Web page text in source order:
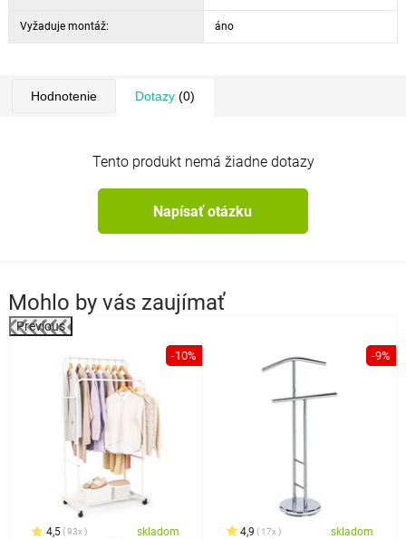
Vyžaduje montáž: áno
Hodnotenie Dotazy(0)
Tento produkt nemá žiadne dotazy
Napísať otázku
Mohlo by vás zaujímať
Previous
-10%
4,5 93x skladom
-9%
4,9 17x skladom